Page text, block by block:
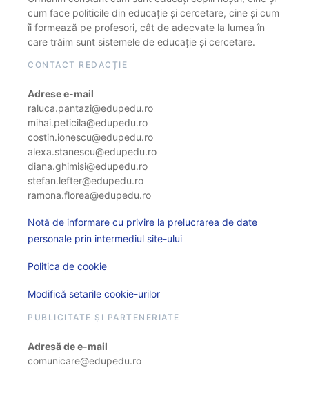
cum face politicile din educație și cercetare, cine și cum
îi formează pe profesori, cât de adecvate la lumea în
care trăim sunt sistemele de educație și cercetare.
CONTACT REDACȚIE
Adrese e-mail
raluca.pantazi@edupedu.ro
mihai.peticila@edupedu.ro
costin.ionescu@edupedu.ro
alexa.stanescu@edupedu.ro
diana.ghimisi@edupedu.ro
stefan.lefter@edupedu.ro
ramona.florea@edupedu.ro
Notă de informare cu privire la prelucrarea de date
personale prin intermediul site-ului
Politica de cookie
Modifică setarile cookie-urilor
PUBLICITATE ȘI PARTENERIATE
Adresă de e-mail
comunicare@edupedu.ro